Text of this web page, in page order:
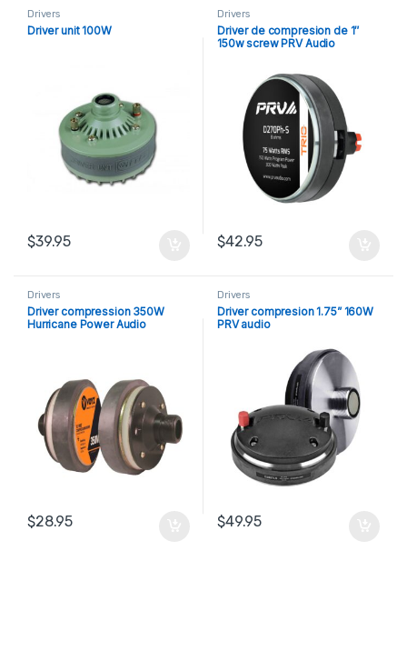
Drivers
Driver unit 100W
$39.95
Drivers
Driver de compresion de 1″
150w screw PRV Audio
$42.95
Drivers
Driver compression 350W
Hurricane Power Audio
$28.95
Drivers
Driver compresion 1.75” 160W
PRV audio
$49.95